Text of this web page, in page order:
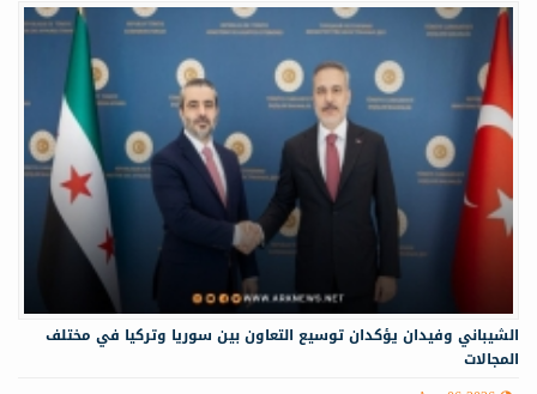
الشيباني وفيدان يؤكدان توسيع التعاون بين سوريا وتركيا في مختلف
المجالات